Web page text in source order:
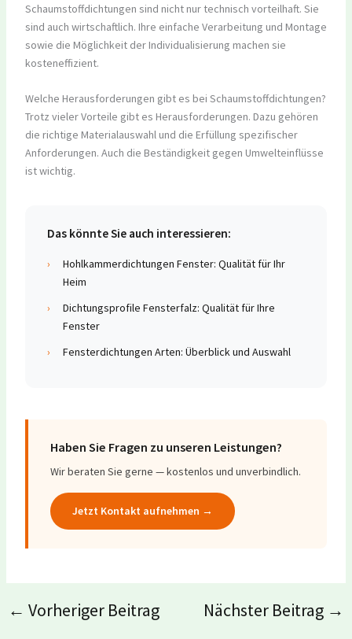
Schaumstoffdichtungen sind nicht nur technisch vorteilhaft. Sie
sind auch wirtschaftlich. Ihre einfache Verarbeitung und Montage
sowie die Möglichkeit der Individualisierung machen sie
kosteneffizient.
Welche Herausforderungen gibt es bei Schaumstoffdichtungen?
Trotz vieler Vorteile gibt es Herausforderungen. Dazu gehören
die richtige Materialauswahl und die Erfüllung spezifischer
Anforderungen. Auch die Beständigkeit gegen Umwelteinflüsse
ist wichtig.
Das könnte Sie auch interessieren:
›
Hohlkammerdichtungen Fenster: Qualität für Ihr
Heim
›
Dichtungsprofile Fensterfalz: Qualität für Ihre
Fenster
›
Fensterdichtungen Arten: Überblick und Auswahl
Haben Sie Fragen zu unseren Leistungen?
Wir beraten Sie gerne — kostenlos und unverbindlich.
Jetzt Kontakt aufnehmen →
← Vorheriger Beitrag Nächster Beitrag →